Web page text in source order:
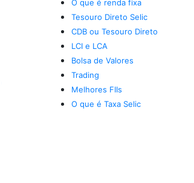
O que é renda fixa
Tesouro Direto Selic
CDB ou Tesouro Direto
LCI e LCA
Bolsa de Valores
Trading
Melhores FIIs
O que é Taxa Selic